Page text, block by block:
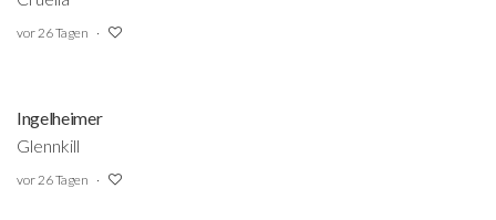
vor 26 Tagen
Ingelheimer
Glennkill
vor 26 Tagen